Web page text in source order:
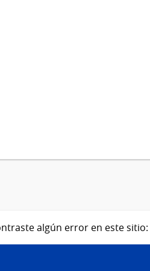
algún error en este sitio: